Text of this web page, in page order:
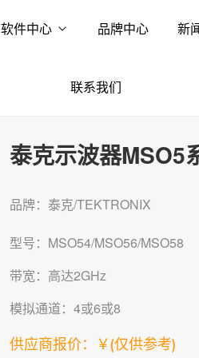
软件中心 品牌中心 新
联系我们
泰克示波器MSO5
品牌：泰克/TEKTRONIX
型号：MSO54/MSO56/MSO58
带宽：高达2GHz
模拟通道：4或6或8
供应商报价：￥(仅供参考)